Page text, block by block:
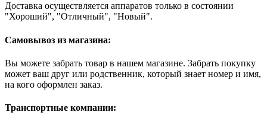
Доставка осуществляется аппаратов только в состоянии
"Хороший", "Отличный", "Новый".
Самовывоз из магазина:
Вы можете забрать товар в нашем магазине. Забрать покупку
может ваш друг или родственник, который знает номер и имя,
на кого оформлен заказ.
Транспортные компании: